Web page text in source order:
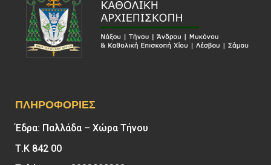
ΠΛΗΡΟΦΟΡΊΕΣ
Έδρα: Παλλάδα – Χώρα Τήνου
Τ.Κ 842 00